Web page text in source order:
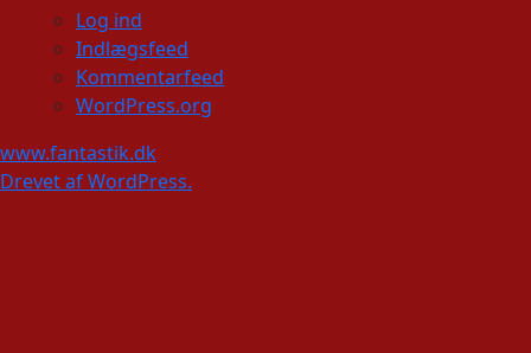
Log ind
Indlægsfeed
Kommentarfeed
WordPress.org
www.fantastik.dk
Drevet af WordPress.